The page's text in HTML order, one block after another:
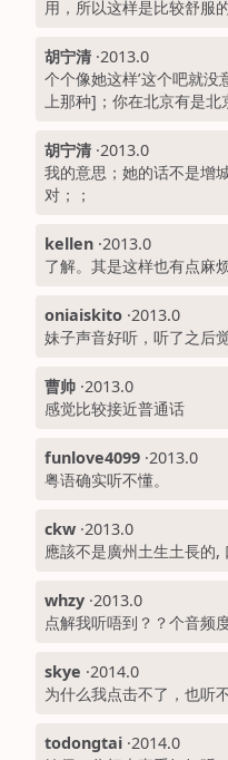
用，所以这样是比较舒服的
胡宁清·2013.0
个个像她这样’这个吧就
上那种]；你在北京有是北
胡宁清·2013.0
我的意思；她的话不是增
对；；
kellen ·2013.0
了解。其是这样也有点麻
oniaiskito ·2013.0
妹子声音好听，听了之后
曹帅 ·2013.0
感觉比较接近普通话
funlove4099 ·2013.0
粤语确实听不懂。
ckw ·2013.0
應該不是廣州土生土長的,
whzy ·2013.0
点解我听唔到？？个音频
skye ·2014.0
为什么我点击不了，也听
todongtai ·2014.0